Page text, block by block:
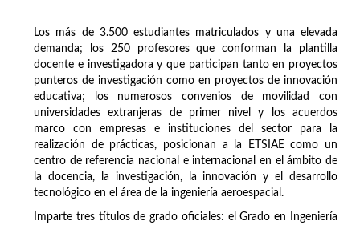
Los más de 3.500 estudiantes matriculados y una elevada
demanda; los 250 profesores que conforman la plantilla
docente e investigadora y que participan tanto en proyectos
punteros de investigación como en proyectos de innovación
educativa; los numerosos convenios de movilidad con
universidades extranjeras de primer nivel y los acuerdos
marco con empresas e instituciones del sector para la
realización de prácticas, posicionan a la ETSIAE como un
centro de referencia nacional e internacional en el ámbito de
la docencia, la investigación, la innovación y el desarrollo
tecnológico en el área de la ingeniería aeroespacial.
Imparte tres títulos de grado oficiales: el Grado en Ingeniería